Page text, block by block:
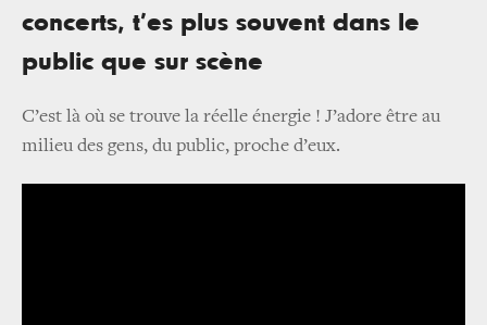
concerts, t’es plus souvent dans le
public que sur scène
C’est là où se trouve la réelle énergie ! J’adore être au
milieu des gens, du public, proche d’eux.